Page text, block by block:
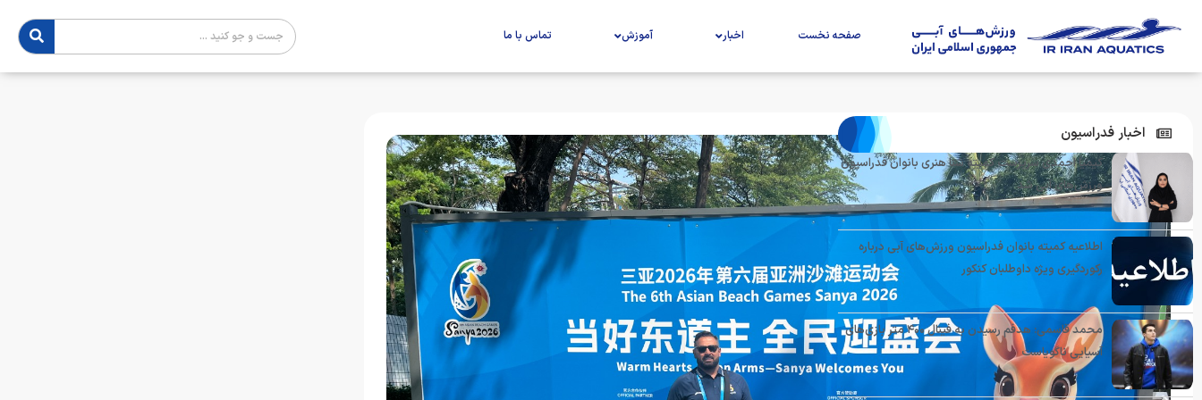
صفحه نخست اخبار آموزش تماس با ما
اخبار فدراسیون
کیمیا احمدی سرپرست کمیته شنا هنری بانوان فدراسیون
ورزش‌های آبی شد
اطلاعیه کمیته بانوان فدراسیون ورزش‌های آبی درباره
رکوردگیری ویژه داوطلبان کنکور
محمد قاسمی: هدفم رسیدن به فینال ۴۰۰ متر بازی‌های
آسیایی ناگویاست